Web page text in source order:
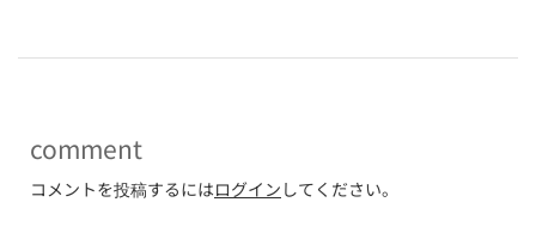
comment
コメントを投稿するにはログイン してください。